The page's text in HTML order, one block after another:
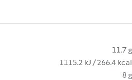
11.7 g
1115.2 kJ / 266.4 kcal
8 g